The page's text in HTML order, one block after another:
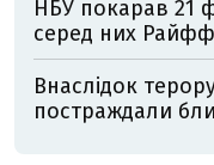
НБУ покарав 21
серед них
Внаслідок
постраждали